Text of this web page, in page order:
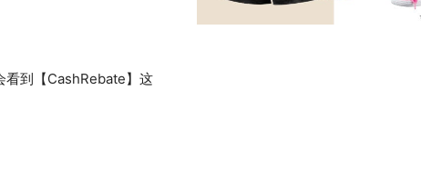
看到【CashRebate】这